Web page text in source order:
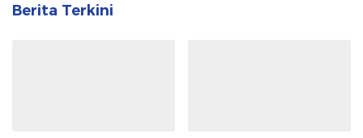
Berita Terkini